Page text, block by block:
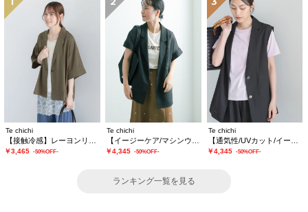
Te chichi
￥3,465 -50%OFF-
Te chichi
￥4,345 -50%OFF-
Te chichi
￥4,345 -50%OFF-
ランキング一覧を見る